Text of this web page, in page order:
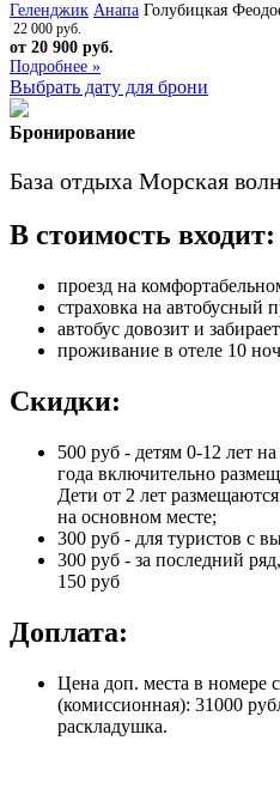
Геленджик Анапа Голубицкая
22 000 руб.
от 20 900 руб.
Подробнее »
Выбрать дату для брони
Бронирование
База отдыха Морская
В стоимость входит:
проезд на
страховка на автобусный
автобус довозит и
проживание в отеле 10
Скидки:
500 руб - детям 0-12 лет
года включительно
Дети от 2 лет
на основном месте;
300 руб - для туристов с
300 руб - за последний
150 руб
Доплата:
Цена доп. места в номере
(комиссионная): 31000
раскладушка.